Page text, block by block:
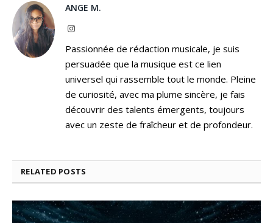
ANGE M.
Instagram
Passionnée de rédaction musicale, je suis
persuadée que la musique est ce lien
universel qui rassemble tout le monde. Pleine
de curiosité, avec ma plume sincère, je fais
découvrir des talents émergents, toujours
avec un zeste de fraîcheur et de profondeur.
RELATED POSTS